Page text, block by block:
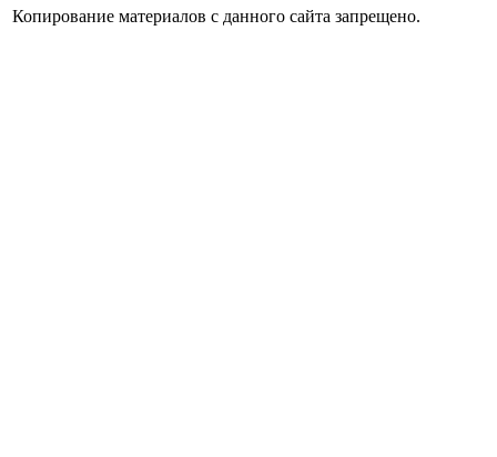
Копирование материалов с данного сайта запрещено.